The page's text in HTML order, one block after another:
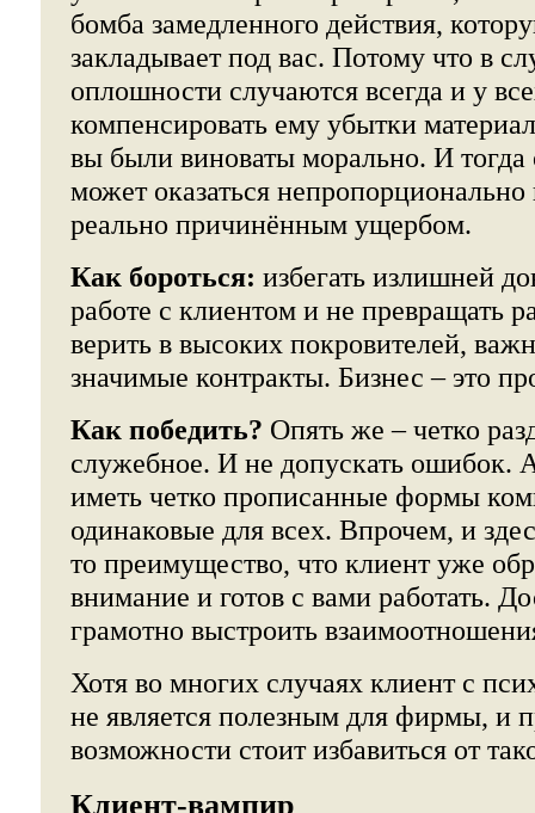
бомба замедленного действия,
закладывает под вас. Потому что в
оплошности случаются всегда и у
компенсировать ему убытки
вы были виноваты морально. И
может оказаться
реально причинённым ущербом.
Как бороться: избегать излишней
работе с клиентом и не превращать
верить в высоких покровителей,
значимые контракты. Бизнес – это
Как победить? Опять же – четко
служебное. И не допускать ошибок.
иметь четко прописанные формы
одинаковые для всех. Впрочем, и
то преимущество, что клиент уже
внимание и готов с вами работать.
грамотно выстроить
Хотя во многих случаях клиент с
не является полезным для фирмы, и
возможности стоит избавиться от
Клиент-вампир